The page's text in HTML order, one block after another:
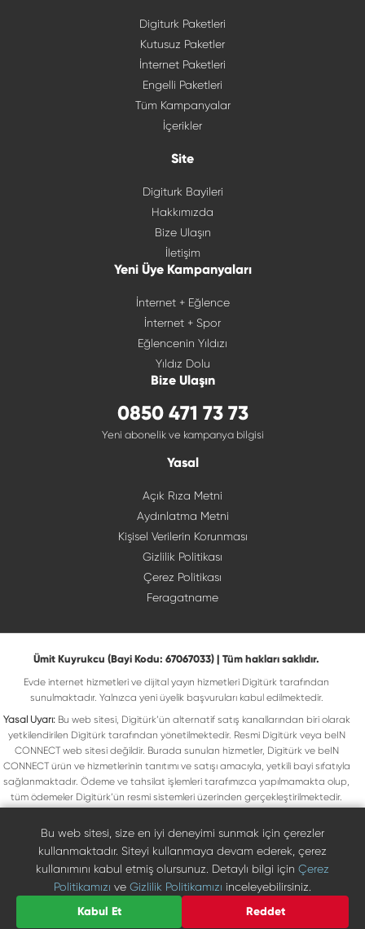
Digiturk Paketleri
Kutusuz Paketler
İnternet Paketleri
Engelli Paketleri
Tüm Kampanyalar
İçerikler
Site
Digiturk Bayileri
Hakkımızda
Bize Ulaşın
İletişim
Yeni Üye Kampanyaları
İnternet + Eğlence
İnternet + Spor
Eğlencenin Yıldızı
Yıldız Dolu
Bize Ulaşın
0850 471 73 73
Yeni abonelik ve kampanya bilgisi
Yasal
Açık Rıza Metni
Aydınlatma Metni
Kişisel Verilerin Korunması
Gizlilik Politikası
Çerez Politikası
Feragatname
Ümit Kuyrukcu (Bayi Kodu: 67067033) | Tüm hakları saklıdır.
Evde internet hizmetleri ve dijital yayın hizmetleri Digitürk tarafından
sunulmaktadır. Yalnızca yeni üyelik başvuruları kabul edilmektedir.
Yasal Uyarı:Bu web sitesi, Digitürk’ün alternatif satış kanallarından biri olarak
yetkilendirilen Digitürk tarafından yönetilmektedir. Resmi Digitürk veya beIN
CONNECT web sitesi değildir. Burada sunulan hizmetler, Digitürk ve beIN
CONNECT ürün ve hizmetlerinin tanıtımı ve satışı amacıyla, yetkili bayi sıfatıyla
sağlanmaktadır. Ödeme ve tahsilat işlemleri tarafımızca yapılmamakta olup,
tüm ödemeler Digitürk’ün resmi sistemleri üzerinden gerçekleştirilmektedir.
koruma altındadır. Bu markalar, yalnızca marka sahiplerinin kullanım koşullarına
uygun şekilde kullanılmaktadır. Digitürk veya beIN CONNECT’in resmi web
sitelerine ulaşmak için ilgili markaların doğrudan resmi kanallarını ziyaret
edebilirsiniz.
Digiturk resmî bayi listesinde doğrulayın
©2026Ümit Kuyrukcu. Tüm hakları saklıdır.
Bize Ulaşın
0850 471 73 73
Bu web sitesi, size en iyi deneyimi sunmak için çerezler
kullanmaktadır. Siteyi kullanmaya devam ederek, çerez
kullanımını kabul etmiş olursunuz. Detaylı bilgi için Çerez
Politikamızı ve Gizlilik Politikamızı inceleyebilirsiniz.
Kabul Et Reddet